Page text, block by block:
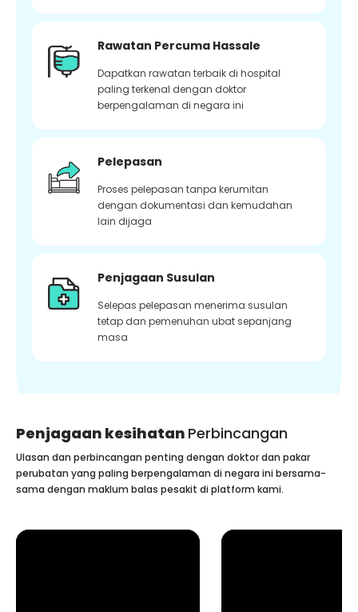
Rawatan Percuma Hassale
Dapatkan rawatan terbaik di hospital
paling terkenal dengan doktor
berpengalaman di negara ini
Pelepasan
Proses pelepasan tanpa kerumitan
dengan dokumentasi dan kemudahan
lain dijaga
Penjagaan Susulan
Selepas pelepasan menerima susulan
tetap dan pemenuhan ubat sepanjang
masa
Penjagaan kesihatan Perbincangan
Ulasan dan perbincangan penting dengan doktor dan pakar
perubatan yang paling berpengalaman di negara ini bersama-
sama dengan maklum balas pesakit di platform kami.